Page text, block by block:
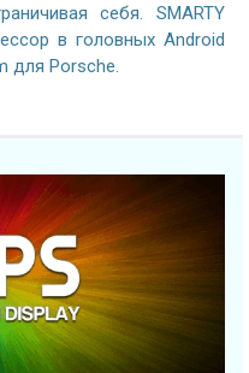
себя. SMARTY
в головных Android
для Porsche.